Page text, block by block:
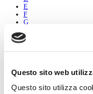
Questo sito web
Questo sito utilizza
E
F
G
I
N
O
P